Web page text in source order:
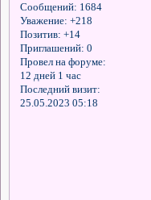
Сообщений: 1684
Уважение: +218
Позитив: +14
Приглашений: 0
Провел на форуме:
12 дней 1 час
Последний визит:
25.05.2023 05:18